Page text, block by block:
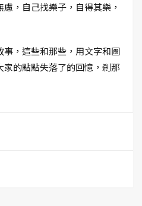
，自己找樂子，自得其樂，
，這些和那些，用文字和圖
的點點失落了的回憶，剎那